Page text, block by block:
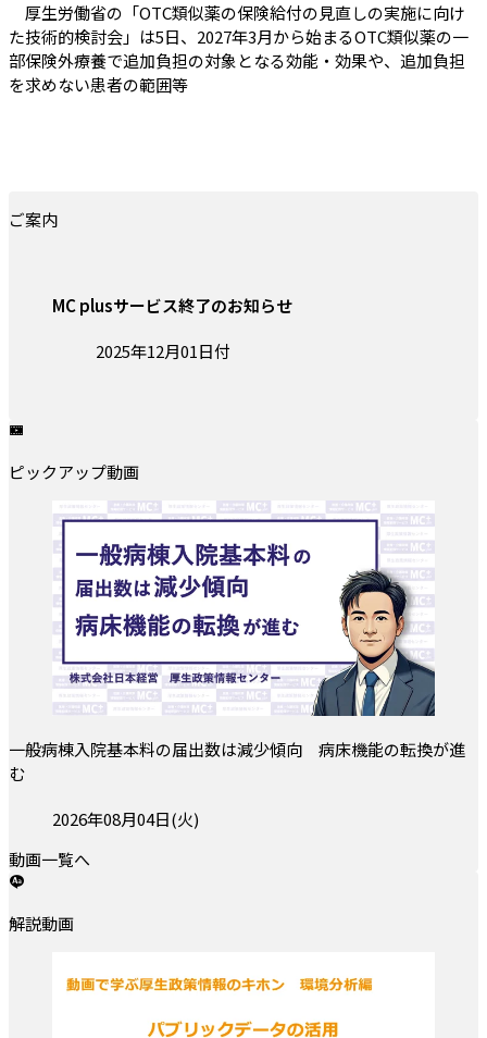
厚生労働省の「OTC類似薬の保険給付の見直しの実施に向け
た技術的検討会」は5日、2027年3月から始まるOTC類似薬の一
部保険外療養で追加負担の対象となる効能・効果や、追加負担
を求めない患者の範囲等
ご案内
MC plusサービス終了のお知らせ
投稿日:2025年12月01日付
ピックアップ動画
一般病棟入院基本料の届出数は減少傾向 病床機能の転換が進
む
投稿日:2026年08月04日(火)
動画一覧へ
解説動画